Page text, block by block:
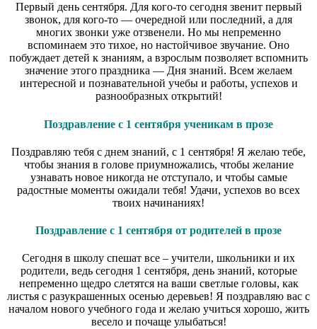
Первый день сентября. Для кого-то сегодня звенит первый
звонок, для кого-то — очередной или последний, а для
многих звонки уже отзвенели. Но мы непременно
вспоминаем это тихое, но настойчивое звучание. Оно
побуждает детей к знаниям, а взрослым позволяет вспомнить
значение этого праздника — Дня знаний. Всем желаем
интересной и познавательной учебы и работы, успехов и
разнообразных открытий!
Поздравление с 1 сентября ученикам в прозе
Поздравляю тебя с днем знаний, с 1 сентября! Я желаю тебе,
чтобы знания в голове приумножались, чтобы желание
узнавать новое никогда не отступало, и чтобы самые
радостные моменты ожидали тебя! Удачи, успехов во всех
твоих начинаниях!
Поздравление с 1 сентября от родителей в прозе
Сегодня в школу спешат все – учители, школьники и их
родители, ведь сегодня 1 сентября, день знаний, которые
непременно щедро слетятся на ваши светлые головы, как
листья с разукрашенных осенью деревьев! Я поздравляю вас с
началом нового учебного года и желаю учиться хорошо, жить
весело и почаще улыбаться!